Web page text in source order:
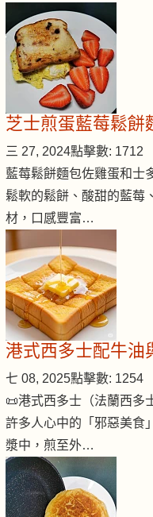
芝士煎蛋藍莓鬆餅
三 27, 2024點擊數: 1712
藍莓鬆餅麵包佐雞蛋和士
鬆軟的鬆餅、酸甜的藍莓
材，口感豐富…
港式西多士配牛油
七 08, 2025點擊數: 1254
📜港式西多士（法蘭西多
許多人心中的「邪惡美食
漿中，煎至外…